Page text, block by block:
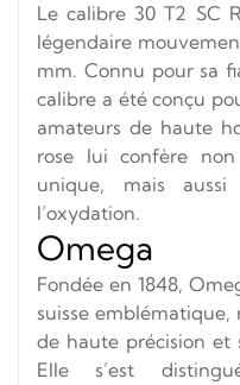
Le calibre 30 T2 SC
légendaire
mm. Connu pour sa
calibre a été conçu
amateurs de haute
rose lui confère
unique, mais
l’oxydation.
Omega
Fondée en 1848,
suisse
de haute précision et
Elle s’est